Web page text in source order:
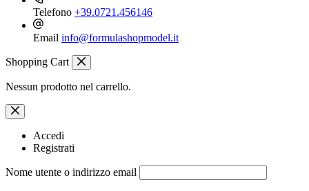
Telefono +39.0721.456146
Email info@formulashopmodel.it
Shopping Cart
Nessun prodotto nel carrello.
Accedi
Registrati
Nome utente o indirizzo email